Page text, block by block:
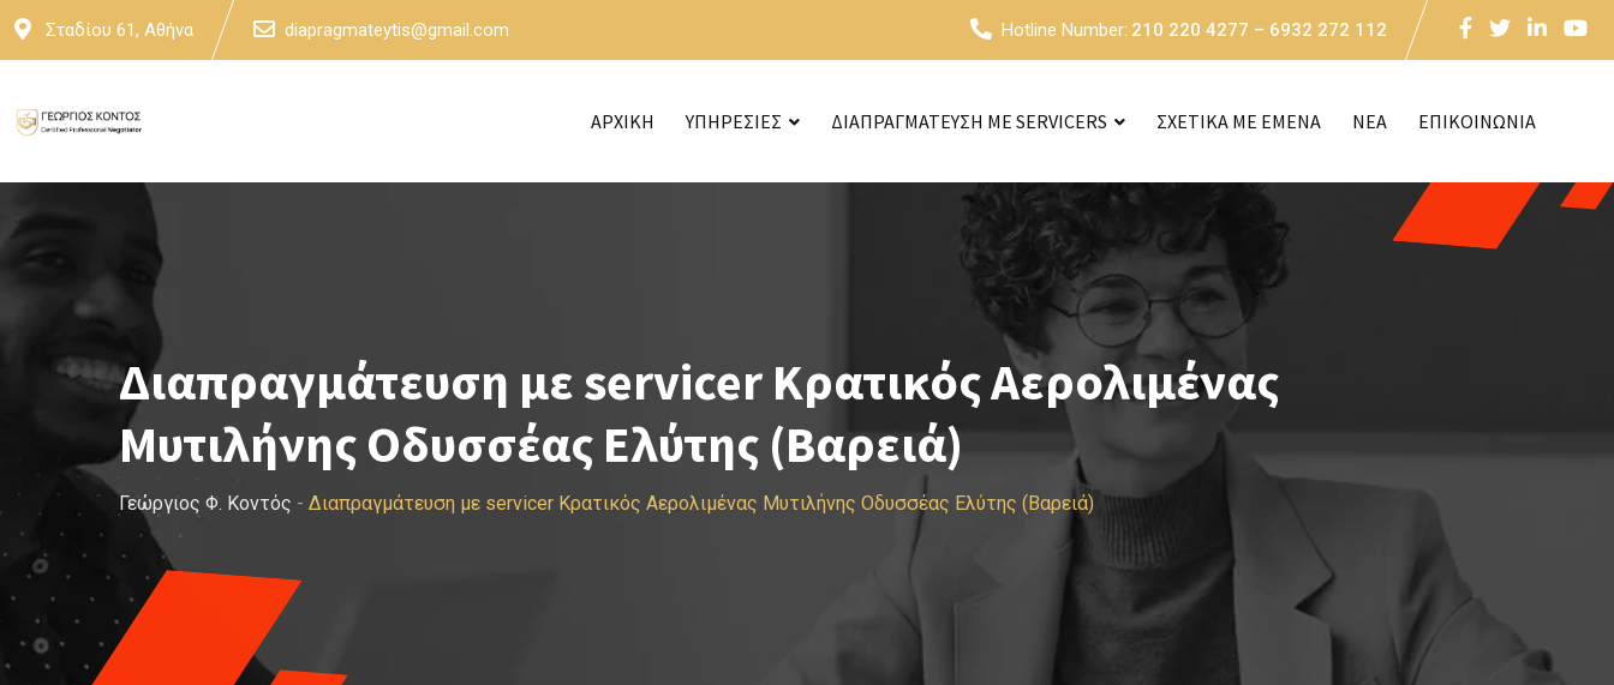
Skip
Σταδίου 61, Αθήνα diapragmateytis@gmail.com Hotline Number: 210 220 4277 – 6932 272 112
ΑΡΧΙΚΗ ΥΠΗΡΕΣΙΕΣ ΔΙΑΠΡΑΓΜΑΤΕΥΣΗ ΜΕ SERVICERS ΣΧΕΤΙΚΑ ΜΕ ΕΜΕΝΑ NEA ΕΠΙΚΟΙΝΩΝΙΑ
Διαπραγμάτευση με servicer Κρατικός Αερολιμένας
Μυτιλήνης Οδυσσέας Ελύτης (Βαρειά)
Γεώργιος Φ. Κοντός - Διαπραγμάτευση με servicer Κρατικός Αερολιμένας Μυτιλήνης Οδυσσέας Ελύτης (Βαρειά)